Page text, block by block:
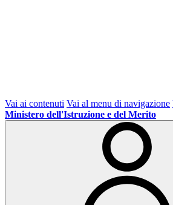
Vai ai contenuti Vai al menu di navigazione
Ministero dell'Istruzione e del Merito